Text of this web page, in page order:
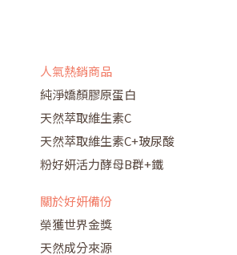
人氣熱銷商品
純淨嬌顏膠原蛋白
天然萃取維生素C
天然萃取維生素C+玻尿酸
粉好妍活力酵母B群+鐵
關於好妍備份
榮獲世界金獎
天然成分來源